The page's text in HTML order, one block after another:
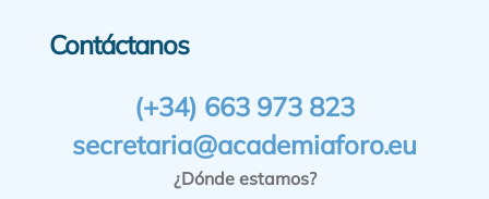
Contáctanos
(+34) 663 973 823
secretaria@academiaforo.eu
¿Dónde estamos?